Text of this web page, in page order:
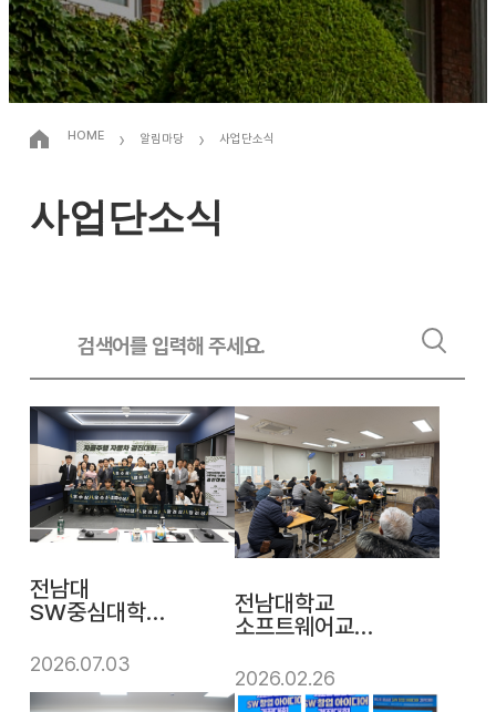
HOME › 알림마당 › 사업단소식
사업단소식
전남대
SW중심대학사
AI 자율주행
2026.07.03
전남대학교
소프트웨어교육
성인까지 한해
3천여 명 교육
2026.02.26